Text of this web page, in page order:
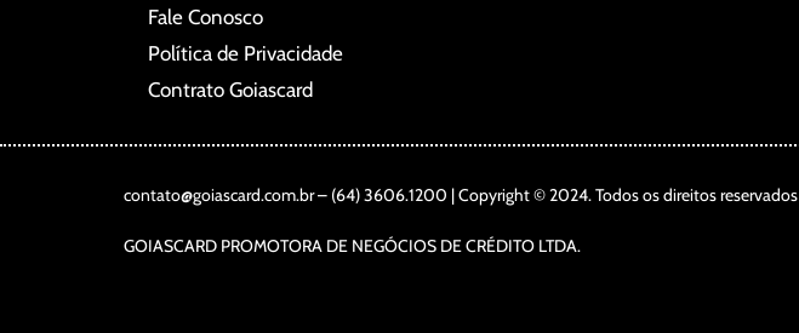
Fale Conosco
Política de Privacidade
Contrato Goiascard
contato@goiascard.com.br – (64) 3606.1200 | Copyright © 2024. Todos os direitos reservados
GOIASCARD PROMOTORA DE NEGÓCIOS DE CRÉDITO LTDA.